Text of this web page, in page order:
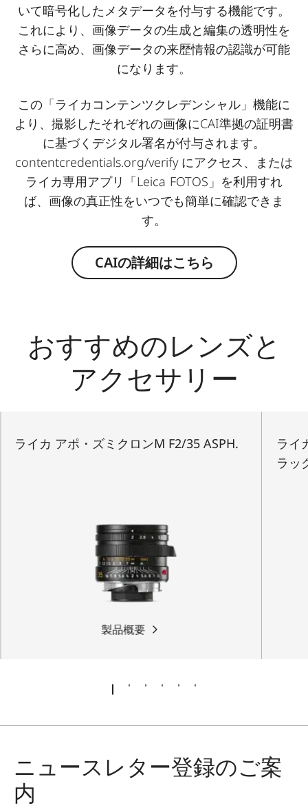
いて暗号化したメタデータを付与する機能です。
これにより、画像データの生成と編集の透明性を
さらに高め、画像データの来歴情報の認識が可能
になります。
この「ライカコンテンツクレデンシャル」機能に
より、撮影したそれぞれの画像にCAI準拠の証明書
に基づくデジタル署名が付与されます。
contentcredentials.org/verifyにアクセス、または
ライカ専用アプリ「Leica FOTOS」を利用すれ
ば、画像の真正性をいつでも簡単に確認できま
す。
CAIの詳細はこちら
おすすめのレンズと
アクセサリー
ライカ アポ・ズミクロンM F2/35 ASPH.
製品概要
ライ
ラッ
ニュースレター登録のご案
内